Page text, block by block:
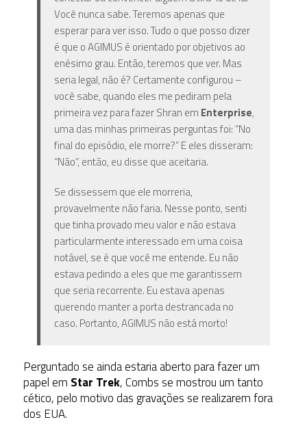
Você nunca sabe. Teremos apenas que
esperar para ver isso. Tudo o que posso dizer
é que o AGIMUS é orientado por objetivos ao
enésimo grau. Então, teremos que ver. Mas
seria legal, não é? Certamente configurou –
você sabe, quando eles me pediram pela
primeira vez para fazer Shran em Enterprise,
uma das minhas primeiras perguntas foi: “No
final do episódio, ele morre?” E eles disseram:
“Não”, então, eu disse que aceitaria.
Se dissessem que ele morreria,
provavelmente não faria. Nesse ponto, senti
que tinha provado meu valor e não estava
particularmente interessado em uma coisa
notável, se é que você me entende. Eu não
estava pedindo a eles que me garantissem
que seria recorrente. Eu estava apenas
querendo manter a porta destrancada no
caso. Portanto, AGIMUS não está morto!
Perguntado se ainda estaria aberto para fazer um
papel em Star Trek, Combs se mostrou um tanto
cético, pelo motivo das gravações se realizarem fora
dos EUA.